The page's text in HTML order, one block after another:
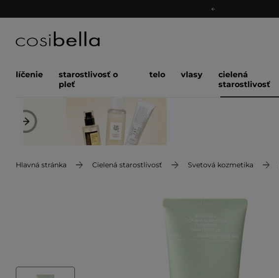
líčenie
starostlivosť o
pleť
telo vlasy
cielená
starostlivosť
Hlavná stránka Cielená starostlivosť Svetová kozmetika